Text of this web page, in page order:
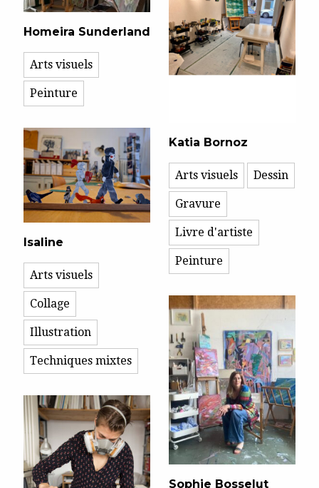
Homeira Sunderland
Arts visuels
Peinture
Katia Bornoz
Arts visuels Dessin
Gravure
Livre d'artiste
Peinture
Isaline
Arts visuels
Collage
Illustration
Techniques mixtes
Sophie Bosselut